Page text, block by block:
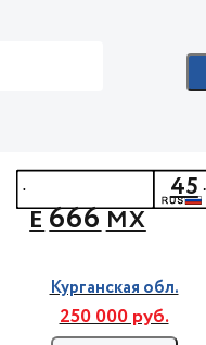
Е666МХ
45
Курганская обл.
250 000 руб.